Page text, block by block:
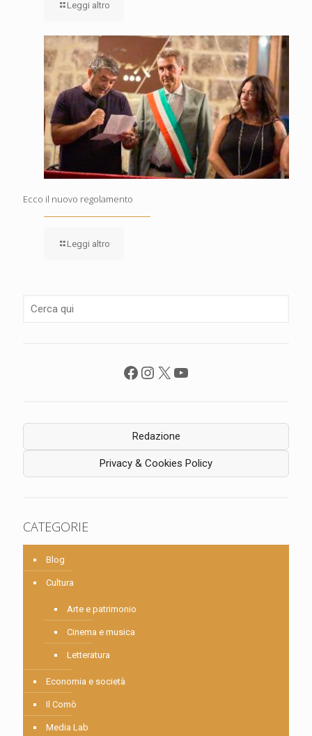
Leggi altro
Ecco il nuovo regolamento
Leggi altro
Facebook
Instagram
X YouTube
Redazione
Privacy & Cookies Policy
CATEGORIE
Blog
Cultura
Arte e patrimonio
Cinema e musica
Letteratura
Economia e società
Il Comò
Media Lab